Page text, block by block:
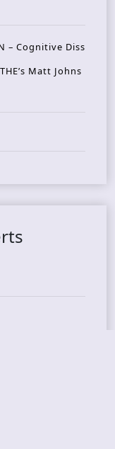
– Cognitive Diss
Matt Johns